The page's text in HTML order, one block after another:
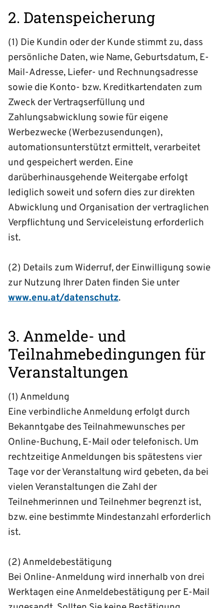
2. Datenspeicherung
(1) Die Kundin oder der Kunde stimmt zu, dass
persönliche Daten, wie Name, Geburtsdatum, E-
Mail-Adresse, Liefer- und Rechnungsadresse
sowie die Konto- bzw. Kreditkartendaten zum
Zweck der Vertragserfüllung und
Zahlungsabwicklung sowie für eigene
Werbezwecke (Werbezusendungen),
automationsunterstützt ermittelt, verarbeitet
und gespeichert werden. Eine
darüberhinausgehende Weitergabe erfolgt
lediglich soweit und sofern dies zur direkten
Abwicklung und Organisation der vertraglichen
Verpflichtung und Serviceleistung erforderlich
ist.
(2) Details zum Widerruf, der Einwilligung sowie
zur Nutzung Ihrer Daten finden Sie unter
www.enu.at/datenschutz.
3. Anmelde- und
Teilnahmebedingungen für
Veranstaltungen
(1) Anmeldung
Eine verbindliche Anmeldung erfolgt durch
Bekanntgabe des Teilnahmewunsches per
Online-Buchung, E-Mail oder telefonisch. Um
rechtzeitige Anmeldungen bis spätestens vier
Tage vor der Veranstaltung wird gebeten, da bei
vielen Veranstaltungen die Zahl der
Teilnehmerinnen und Teilnehmer begrenzt ist,
bzw. eine bestimmte Mindestanzahl erforderlich
ist.
(2) Anmeldebestätigung
Bei Online-Anmeldung wird innerhalb von drei
Werktagen eine Anmeldebestätigung per E-Mail